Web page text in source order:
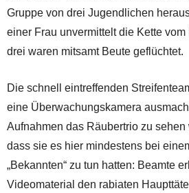
Gruppe von drei Jugendlichen
einer Frau unvermittelt die Kette
drei waren mitsamt Beute geflüchtet.
Die schnell eintreffenden
eine Überwachungskamera
Aufnahmen das Räubertrio zu sehen
dass sie es hier mindestens bei
„Bekannten“ zu tun hatten: Beamte
Videomaterial den rabiaten